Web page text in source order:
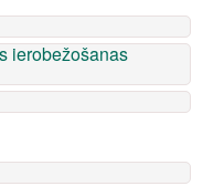
ierobežošanas